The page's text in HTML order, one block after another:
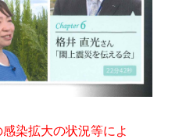
染拡大の状況等によ